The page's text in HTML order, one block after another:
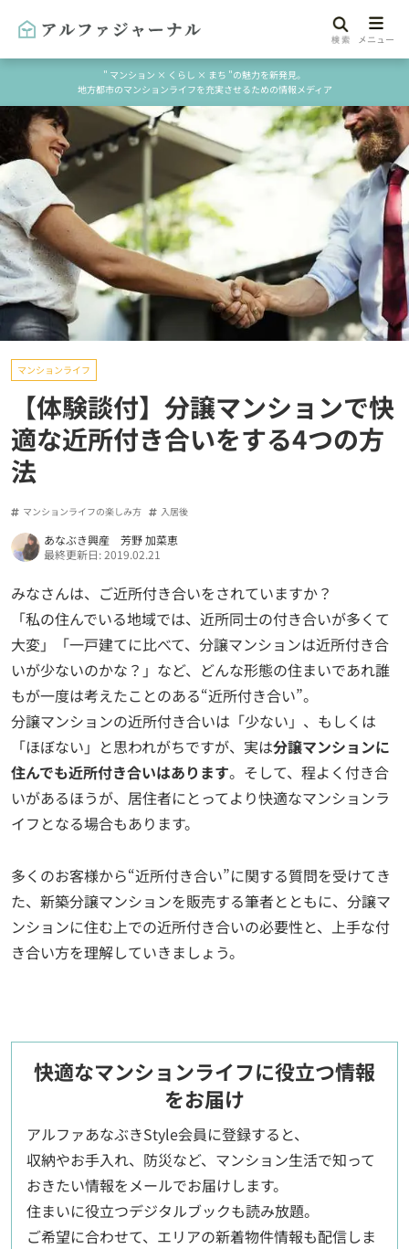
" マンション × くらし × まち "の魅力を新発見。
地方都市のマンションライフを充実させるための情報メディア
マンションライフ
【体験談付】分譲マンションで快
適な近所付き合いをする4つの方
法
マンションライフの楽しみ方 入居後
あなぶき興産 芳野 加菜恵
最終更新日: 2019.02.21
みなさんは、ご近所付き合いをされていますか？
「私の住んでいる地域では、近所同士の付き合いが多くて
大変」「一戸建てに比べて、分譲マンションは近所付き合
いが少ないのかな？」など、どんな形態の住まいであれ誰
もが一度は考えたことのある“近所付き合い”。
分譲マンションの近所付き合いは「少ない」、もしくは
「ほぼない」と思われがちですが、実は分譲マンションに
住んでも近所付き合いはあります。そして、程よく付き合
いがあるほうが、居住者にとってより快適なマンションラ
イフとなる場合もあります。
多くのお客様から“近所付き合い”に関する質問を受けてき
た、新築分譲マンションを販売する筆者とともに、分譲マ
ンションに住む上での近所付き合いの必要性と、上手な付
き合い方を理解していきましょう。
快適なマンションライフに役立つ情報
をお届け
アルファあなぶきStyle会員に登録すると、
収納やお手入れ、防災など、マンション生活で知って
おきたい情報をメールでお届けします。
住まいに役立つデジタルブックも読み放題。
ご希望に合わせて、エリアの新着物件情報も配信しま